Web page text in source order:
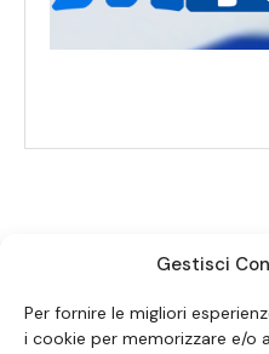
Gestisci
Per fornire le migliori
i cookie per memorizzare e/o
SEGUICI